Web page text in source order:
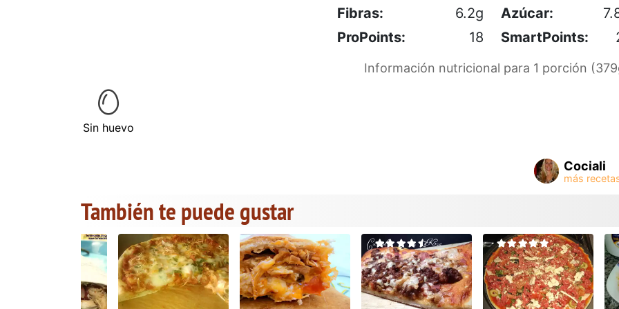
Fibras: 6.2g Azúcar:
ProPoints:
18 SmartPoints:
Información nutricional para 1 porción
Sin huevo
Cociali
También te puede gustar